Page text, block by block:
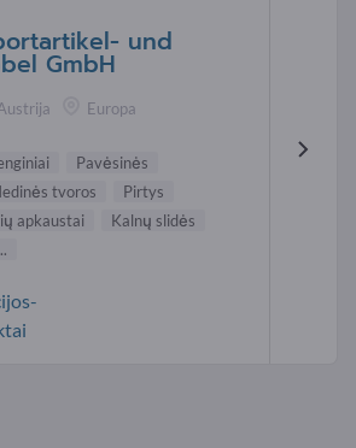
und
GmbH
Europa
Pavėsinės
tvoros
Pirtys
apkaustai
Kalnų slidės